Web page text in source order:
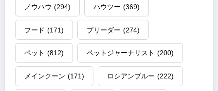
ノウハウ (294) ハウツー (369)
フード (171) ブリーダー (274)
ペット (812) ペットジャーナリスト (200)
メインクーン (171) ロシアンブルー (222)